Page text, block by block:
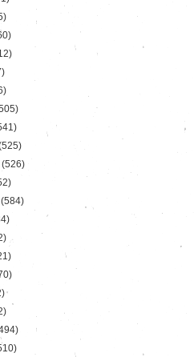
(526)
(584)